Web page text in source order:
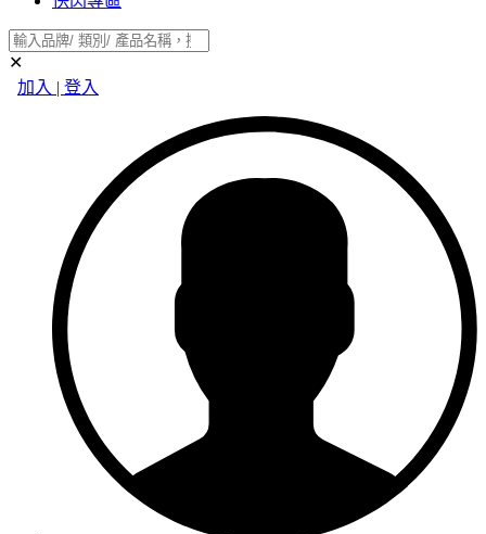
✕
加入 | 登入